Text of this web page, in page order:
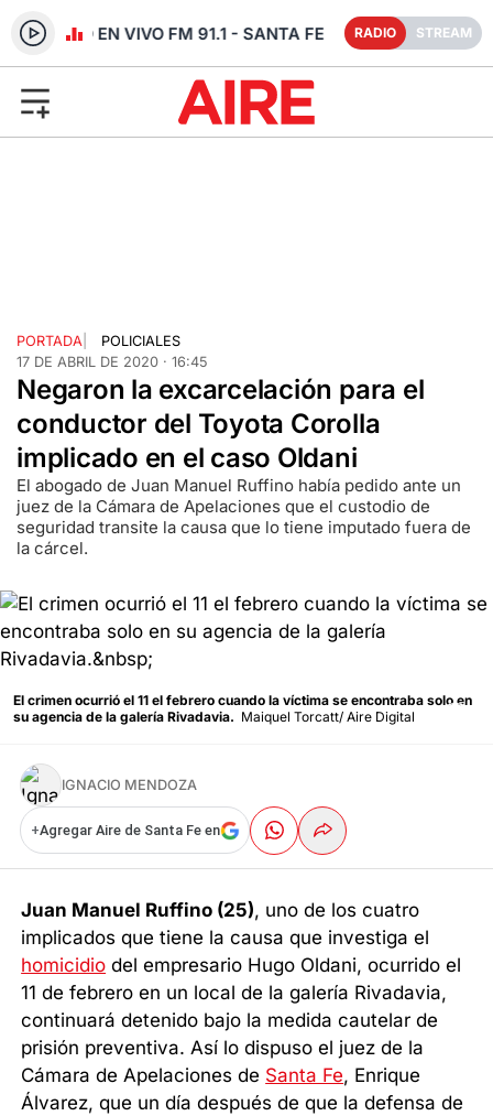
RADIO EN VIVO FM 91.1 - SANTA FE RADIO STREAM
PORTADA
POLICIALES
17 DE ABRIL DE 2020 · 16:45
Negaron la excarcelación para el
conductor del Toyota Corolla
implicado en el caso Oldani
El abogado de Juan Manuel Ruffino había pedido ante un
juez de la Cámara de Apelaciones que el custodio de
seguridad transite la causa que lo tiene imputado fuera de
la cárcel.
El crimen ocurrió el 11 el febrero cuando la víctima se encontraba solo en
su agencia de la galería Rivadavia. Maiquel Torcatt/ Aire Digital
IGNACIO MENDOZA
+Agregar Aire de Santa Fe en
Juan Manuel Ruffino (25), uno de los cuatro
implicados que tiene la causa que investiga el
homicidio del empresario Hugo Oldani, ocurrido el
11 de febrero en un local de la galería Rivadavia,
continuará detenido bajo la medida cautelar de
prisión preventiva. Así lo dispuso el juez de la
Cámara de Apelaciones de Santa Fe, Enrique
Álvarez, que un día después de que la defensa de